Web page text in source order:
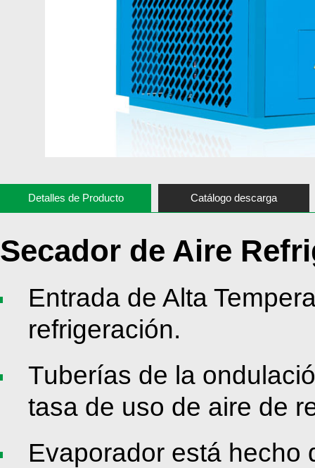
Detalles de Producto Catálogo descarga
Secador de Aire
Entrada de Alta
refrigeración.
Tuberías de la
tasa de uso de aire de
Evaporador está hecho